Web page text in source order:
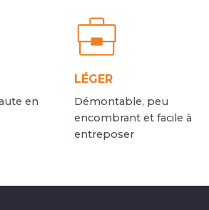
en
LÉGER
Démontable, peu
encombrant et facile à
entreposer